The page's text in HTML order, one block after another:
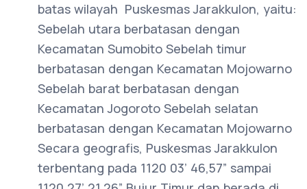
batas wilayah Puskesmas Jarakkulon, yaitu:
Sebelah utara berbatasan dengan
Kecamatan Sumobito Sebelah timur
berbatasan dengan Kecamatan Mojowarno
Sebelah barat berbatasan dengan
Kecamatan Jogoroto Sebelah selatan
berbatasan dengan Kecamatan Mojowarno
Secara geografis, Puskesmas Jarakkulon
terbentang pada 1120 03’ 46,57” sampai